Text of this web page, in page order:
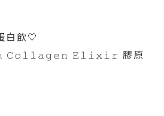
白飲🤍
𝙲𝚘𝚕𝚕𝚊𝚐𝚎𝚗 𝙴𝚕𝚒𝚡𝚒𝚛 膠原